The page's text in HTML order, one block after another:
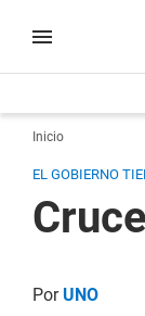
Inicio
EL GOBIERNO
PorUNO